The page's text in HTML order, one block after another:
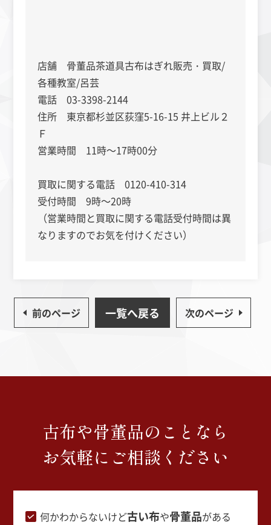
店舗 骨董品茶道具古布はぎれ販売・買取/
各種教室/呂芸
電話 03-3398-2144
住所 東京都杉並区荻窪5-16-15 井上ビル２
Ｆ
営業時間 11時～17時00分
買取に関する電話 0120-410-314
受付時間 9時～20時
（営業時間と買取に関する電話受付時間は異
なりますのでお気を付けください）
前のページ 一覧へ戻る 次のページ
古布や骨董品のことなら
お気軽にご相談ください
何かわからないけど古い布や骨董品がある